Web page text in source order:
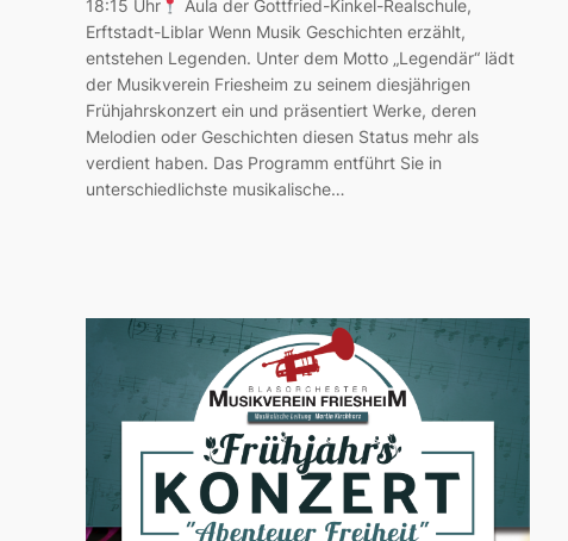
18:15 Uhr
Aula der Gottfried-Kinkel-Realschule,
Erftstadt-Liblar Wenn Musik Geschichten erzählt,
entstehen Legenden. Unter dem Motto „Legendär“ lädt
der Musikverein Friesheim zu seinem diesjährigen
Frühjahrskonzert ein und präsentiert Werke, deren
Melodien oder Geschichten diesen Status mehr als
verdient haben. Das Programm entführt Sie in
unterschiedlichste musikalische…